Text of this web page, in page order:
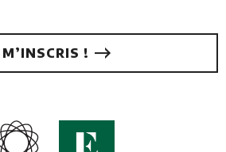
M’INSCRIS !